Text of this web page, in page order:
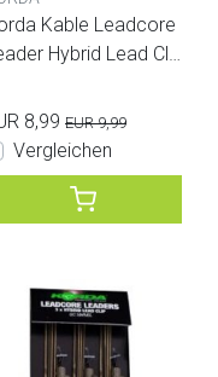
Kable Leadcore
Hybrid Lead Cli
8,99 EUR 9,99
Vergleichen